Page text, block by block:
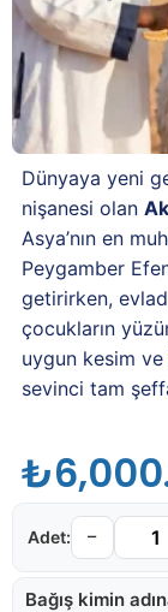
Dünyaya yeni
nişanesi olan
Asya’nın en
Peygamber
getirirken,
çocukların
uygun kesim ve
sevinci tam
₺
Bağış kimin
−